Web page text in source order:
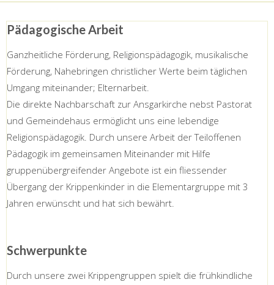
Pädagogische Arbeit
Ganzheitliche Förderung, Religionspädagogik, musikalische
Förderung, Nahebringen christlicher Werte beim täglichen
Umgang miteinander; Elternarbeit.
Die direkte Nachbarschaft zur Ansgarkirche nebst Pastorat
und Gemeindehaus ermöglicht uns eine lebendige
Religionspädagogik. Durch unsere Arbeit der Teiloffenen
Pädagogik im gemeinsamen Miteinander mit Hilfe
gruppenübergreifender Angebote ist ein fliessender
Übergang der Krippenkinder in die Elementargruppe mit 3
Jahren erwünscht und hat sich bewährt.
Schwerpunkte
Durch unsere zwei Krippengruppen spielt die frühkindliche